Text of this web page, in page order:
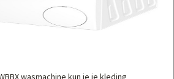
wasmachine kun je je kleding